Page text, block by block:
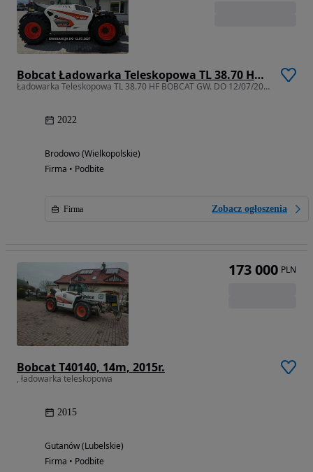
Bobcat Ładowarka Teleskopowa TL 38.70 HF BOBCAT GWARANCJA DO 12/07/2027 LUB 4000 MTH BOBCAT
Ładowarka Teleskopowa TL 38.70 HF BOBCAT GW. DO 12/07/2027 LUB 4000 H
2022
Brodowo (Wielkopolskie)
Firma • Podbite
Firma Zobacz ogłoszenia
Bobcat T40140, 14m, 2015r.
, ładowarka teleskopowa
2015
Gutanów (Lubelskie)
Firma • Podbite
173 000 PLN